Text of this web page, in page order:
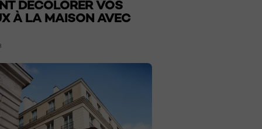
DÉCOLORER VOS
À LA MAISON AVEC